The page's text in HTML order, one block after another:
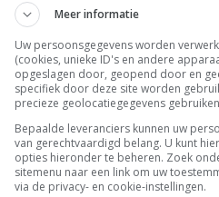
zaadcellen meer in het
ringetje of klemmetje
niet meer in de
Meer informatie
Uw persoonsgegevens worden
(cookies, unieke ID's en andere
opgeslagen door, geopend door en
specifiek door deze site worden
precieze geolocatiegegevens
Bepaalde leveranciers kunnen uw
van gerechtvaardigd belang. U kunt
opties hieronder te beheren. Zoek
sitemenu naar een link om uw
via de privacy- en cookie-instellingen.